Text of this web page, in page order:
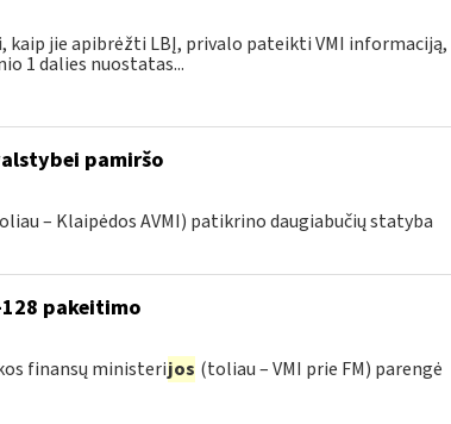
kaip jie apibrėžti LBĮ, privalo pateikti VMI informaciją,
1 dalies nuostatas...
pamiršo
– Klaipėdos AVMI) patikrino daugiabučių statyba
pakeitimo
finansų ministerijos (toliau – VMI prie FM) parengė